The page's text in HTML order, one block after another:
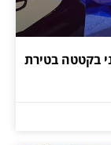
בינוני בקטטה בטירת